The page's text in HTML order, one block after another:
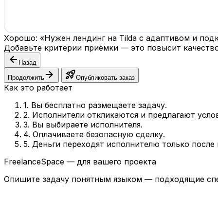
Хорошо: «Нужен лендинг на Tilda с адаптивом и
Добавьте критерии приёмки — это повысит
arrow_back Назад
Продолжить arrow_forward rocket_launchОпубликовать заказ
Как это работает
1. Вы бесплатно размещаете задачу.
2. Исполнители откликаются и предлагают
3. Вы выбираете исполнителя.
4. Оплачиваете безопасную сделку.
5. Деньги переходят исполнителю только
FreelanceSpace — для вашего проекта
Опишите задачу понятным языком — подходящие